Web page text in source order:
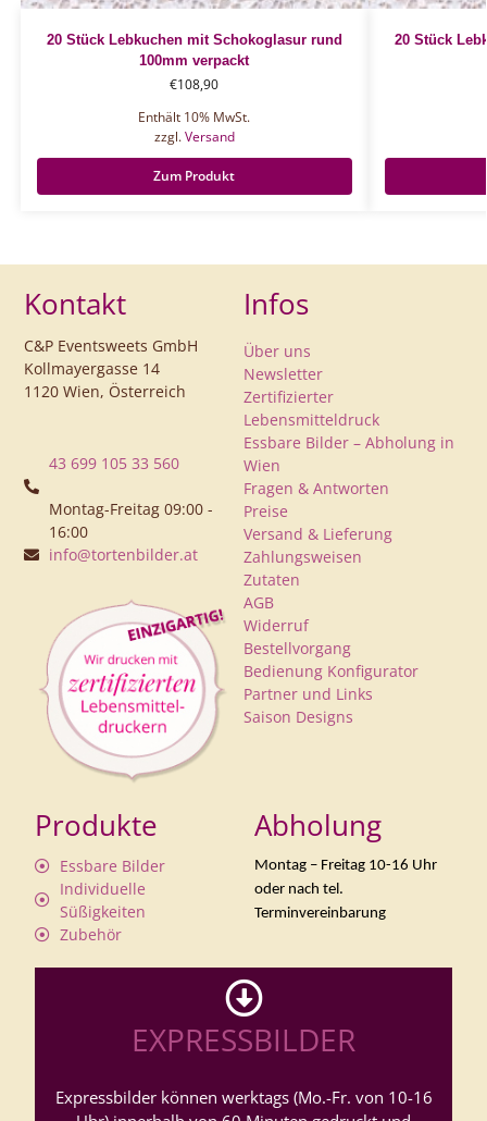
20 Stück Lebkuchen mit Schokoglasur rund
100mm verpackt
€108,90
Enthält 10% MwSt.
zzgl.Versand
Zum Produkt
20 Stück
Kontakt
C&P Eventsweets GmbH
Kollmayergasse 14
1120 Wien, Österreich
43 699 105 33 560
Montag-Freitag 09:00 -
16:00
info@tortenbilder.at
Infos
Über uns
Newsletter
Zertifizierter
Lebensmitteldruck
Essbare Bilder – Abholung in
Wien
Fragen & Antworten
Preise
Versand & Lieferung
Zahlungsweisen
Zutaten
AGB
Widerruf
Bestellvorgang
Bedienung Konfigurator
Partner und Links
Saison Designs
Produkte
Essbare Bilder
Individuelle
Süßigkeiten
Zubehör
Abholung
Montag – Freitag 10-16 Uhr
oder nach tel.
Terminvereinbarung
EXPRESSBILDER
Expressbilder können werktags (Mo.-Fr. von 10-16